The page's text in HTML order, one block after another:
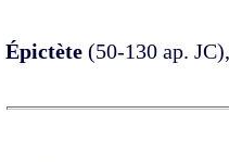
Épictète (50-130 ap.